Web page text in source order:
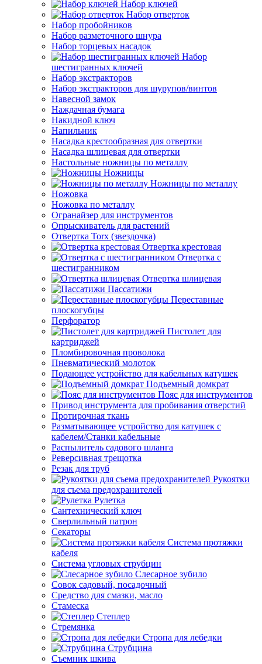
Набор ключей
Набор отверток
Набор пробойников
Набор разметочного шнура
Набор торцевых насадок
Набор
шестигранных ключей
Набор экстракторов
Набор экстракторов для шурупов/винтов
Навесной замок
Наждачная бумага
Накидной ключ
Напильник
Насадка крестообразная для отвертки
Насадка шлицевая для отвертки
Настольные ножницы по металлу
Ножницы
Ножницы по металлу
Ножовка
Ножовка по металлу
Огранайзер для инструментов
Опрыскиватель для растений
Отвертка Torx (звездочка)
Отвертка крестовая
Отвертка с
шестигранником
Отвертка шлицевая
Пассатижи
Переставные
плоскогубцы
Перфоратор
Пистолет для
картриджей
Пломбировочная проволока
Пневматический молоток
Подающее устройство для кабельных катушек
Подъемный домкрат
Пояс для инструментов
Привод инструмента для пробивания отверстий
Протирочная ткань
Разматывающее устройство для катушек с
кабелем/Станки кабельные
Распылитель садового шланга
Реверсивная трещотка
Резак для труб
Рукоятки
для съема предохранителей
Рулетка
Сантехнический ключ
Сверлильный патрон
Секаторы
Система протяжки
кабеля
Система угловых струбцин
Слесарное зубило
Совок садовый, посадочный
Средство для смазки, масло
Стамеска
Степлер
Стремянка
Стропа для лебедки
Струбцина
Съемник шкива